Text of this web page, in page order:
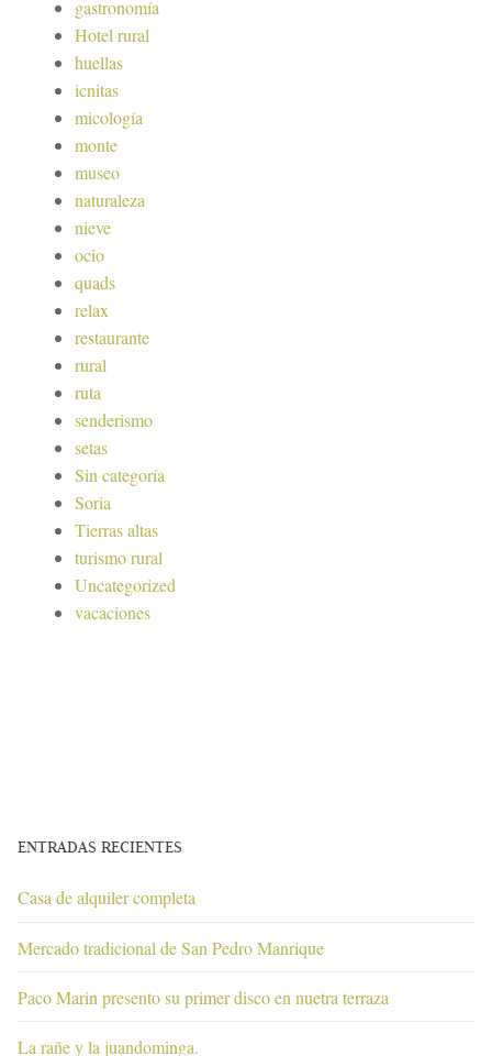
gastronomía
Hotel rural
huellas
icnitas
micología
monte
museo
naturaleza
nieve
ocio
quads
relax
restaurante
rural
ruta
senderismo
setas
Sin categoría
Soria
Tierras altas
turismo rural
Uncategorized
vacaciones
ENTRADAS RECIENTES
Casa de alquiler completa
Mercado tradicional de San Pedro Manrique
Paco Marin presento su primer disco en nuetra terraza
La rañe y la juandominga.